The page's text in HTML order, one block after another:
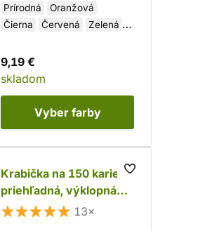
Prírodná
Oranžová
Čierna
Červená
Zelená
9,19 €
skladom
Vyber farby
Krabička na 150 kariet -
priehľadná, výklopná
(Ultra Pro)
13×